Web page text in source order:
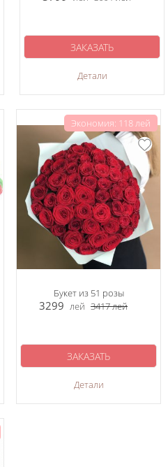
Детали
ЗАКАЗАТЬ
Экономия: 118 лей
Букет из 51 розы
3299 лей 3417лей
Детали
ЗАКАЗАТЬ